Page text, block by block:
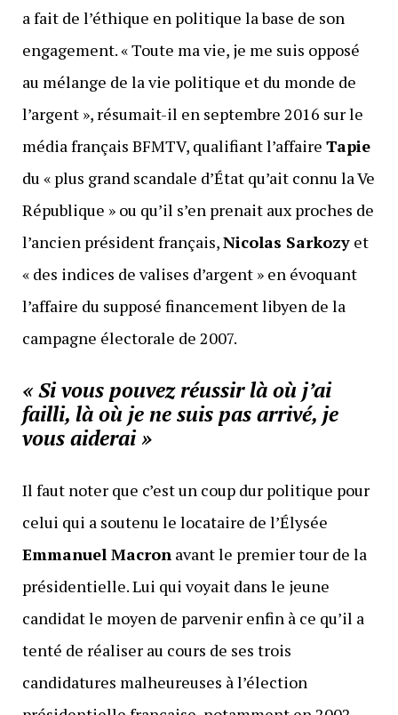
a fait de l’éthique en politique la base de son
engagement. « Toute ma vie, je me suis opposé
au mélange de la vie politique et du monde de
l’argent », résumait-il en septembre 2016 sur le
média français BFMTV, qualifiant l’affaire Tapie
du « plus grand scandale d’État qu’ait connu la Ve
République » ou qu’il s’en prenait aux proches de
l’ancien président français,Nicolas Sarkozyet
« des indices de valises d’argent » en évoquant
l’affaire du supposé financement libyen de la
campagne électorale de 2007.
« Si vous pouvez réussir là où j’ai
failli, là où je ne suis pas arrivé, je
vous aiderai »
Il faut noter que c’est un coup dur politique pour
celui qui a soutenu le locataire de l’Élysée
Emmanuel Macronavant le premier tour de la
présidentielle. Lui qui voyait dans le jeune
candidat le moyen de parvenir enfin à ce qu’il a
tenté de réaliser au cours de ses trois
candidatures malheureuses à l’élection